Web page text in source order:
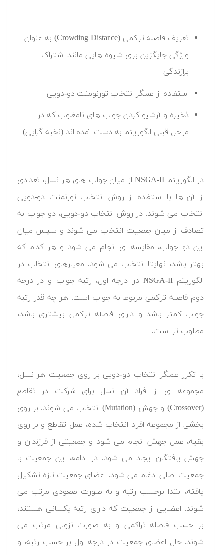
تعریف فاصله تراکمی (Crowding Distance) به عنوان
ویژگی جایگزین برای شیوه هایی مانند اشتراک
برازندگی
استفاده از عملگر انتخاب تورنومنت دو-دویی
ذخیره و آرشیو کردن جواب های نامغلوب که در
مراحل قبلی الگوریتم به دست آمده اند (نخبه گرایی)
در الگوریتم NSGA-II از میان جواب های هر نسل، تعدادی
از آن ها با استفاده از روش انتخاب تورنمنت دو-دویی
انتخاب می شوند. در روش انتخاب دو-دویی، دو جواب به
تصادف از میان جمعیت انتخاب می شوند و سپس میان
این دو جواب، مقایسه ای انجام می شود و هر کدام که
بهتر باشد، نهایتا انتخاب می شود. معیارهای انتخاب در
الگوریتم NSGA-II در درجه اول، رتبه جواب و در درجه
دوم فاصله تراکمی مربوط به جواب است. هر چه قدر رتبه
جواب کمتر باشد و دارای فاصله تراکمی بیشتری باشد،
مطلوب تر است.
با تکرار عملگر انتخاب دو-دویی بر روی جمعیت هر نسل،
مجموعه ای از افراد آن نسل برای شرکت در تقاطع
(Crossover) و جهش (Mutation) انتخاب می شوند. بر روی
بخشی از مجموعه افراد انتخاب شده، عمل تقاطع و بر روی
بقیه، عمل جهش انجام می شود و جمعیتی از فرزندان و
جهش یافتگان ایجاد می شود. در ادامه، این جمعیت با
جمعیت اصلی ادغام می شود. اعضای جمعیت تازه تشکیل
یافته، ابتدا برحسب رتبه و به صورت صعودی مرتب می
شوند. اعضایی از جمعیت که دارای رتبه یکسانی هستند،
بر حسب فاصله تراکمی و به صورت نزولی مرتب می
شوند. حال اعضای جمعیت در درجه اول بر حسب رتبه، و